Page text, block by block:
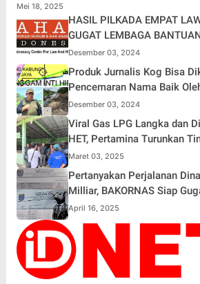
Mei 18, 2025
HASIL PILKADA EMPAT
GUGAT LEMBAGA
KE MAHKAMAH
Desember 03, 2024
Produk Jurnalis Kog Bisa
Pencemaran Nama Baik
Delima Sakti
Desember 03, 2024
Viral Gas LPG Langka dan
HET, Pertamina Turunkan
ke Way Kanan
Maret 03, 2025
Pertanyakan Perjalanan
Milliar, BAKORNAS Siap Gugat
DEPOK
April 16, 2025